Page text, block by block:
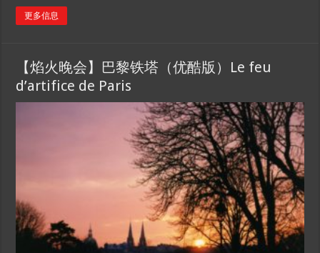
更多信息
【焰火晚会】巴黎铁塔（优酷版）Le feu
d’artifice de Paris